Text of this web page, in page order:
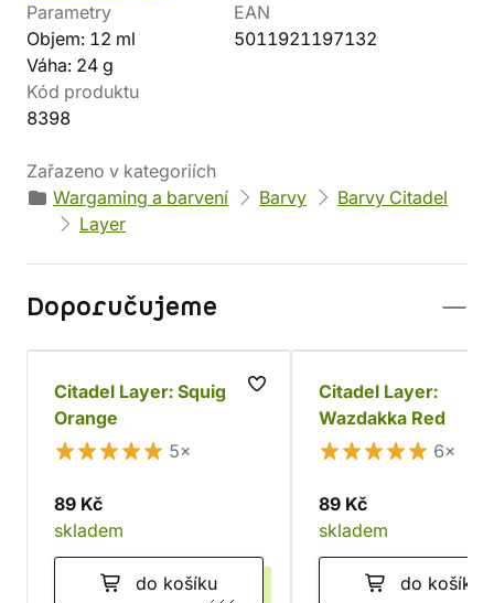
Parametry
Objem: 12 ml
Váha: 24 g
EAN
5011921197132
Kód produktu
8398
Zařazeno v kategoriích
Wargaming a barvení
Barvy
Barvy Citadel
Layer
Doporučujeme
Citadel Layer: Squig
Orange
5×
89 Kč
skladem
do košíku
Citadel Layer:
Wazdakka Red
6×
89 Kč
skladem
do košíku